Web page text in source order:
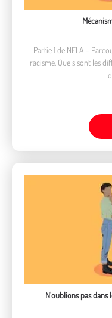
Partie 1 de NELA -
racisme. Quels sont les
N'oublions pas dans